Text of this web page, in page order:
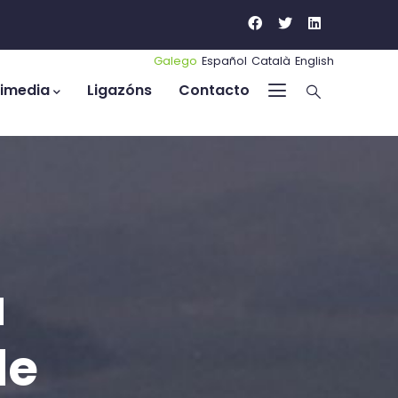
Galego Español Català English
Ligazóns Contacto